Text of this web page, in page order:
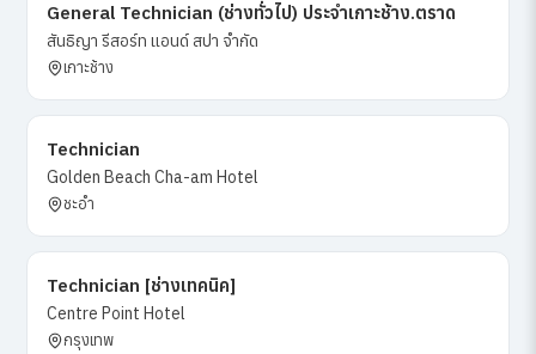
General Technician (ช่างทั่วไป) ประจำเกาะช้าง.ตราด
สันธิญา รีสอร์ท แอนด์ สปา จำกัด
เกาะช้าง
Technician
Golden Beach Cha-am Hotel
ชะอำ
Technician [ช่างเทคนิค]
Centre Point Hotel
กรุงเทพ